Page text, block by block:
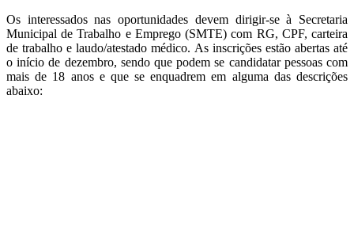
Os interessados nas oportunidades devem dirigir-se à Secretaria
Municipal de Trabalho e Emprego (SMTE) com RG, CPF, carteira
de trabalho e laudo/atestado médico. As inscrições estão abertas até
o início de dezembro, sendo que podem se candidatar pessoas com
mais de 18 anos e que se enquadrem em alguma das descrições
abaixo: